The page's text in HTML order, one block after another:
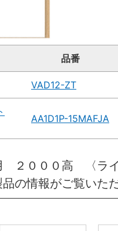
品番
VAD12-ZT
AA1D1P-15MAFJA
２０００高 〈ラ
の情報がご覧いた